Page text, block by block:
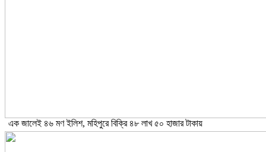
এক জালেই ৪৬ মণ ইলিশ, মহিপুরে বিক্রি ৪৮ লাখ ৫০ হাজার টাকায়